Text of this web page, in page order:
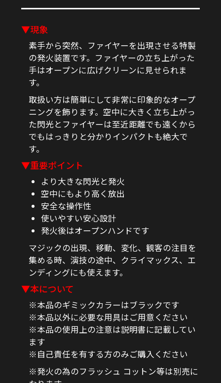
▼現象
素手から突然、ファイヤーを出現させる特製
の発火装置です。ファイヤーの立ち上がった
手はオープンに広げクリーンに見せられま
す。
取扱い方は簡単にして非常に印象的なオープ
ニングを飾ります。空中に大きく立ち上がっ
た閃光とファイヤーは至近距離でも遠くから
でもはっきりと分かりインパクトも絶大で
す。
▼重要ポイント
より大きな閃光と発火
空中にもより高く放出
安全な操作性
使いやすい安心設計
発火後はオープンハンドです
マジックの出現、移動、変化、観客の注目を
集める時、演技の途中、クライマックス、エ
ンディングにも使えます。
▼本について
※本品のギミックカラーはブラックです
※本品以外に必要な用具はご用意ください
※本品の使用上の注意は説明書に記載してい
ます
※自己責任を有する方のみご購入ください
※発火の為のフラッシュ コットン等は別売に